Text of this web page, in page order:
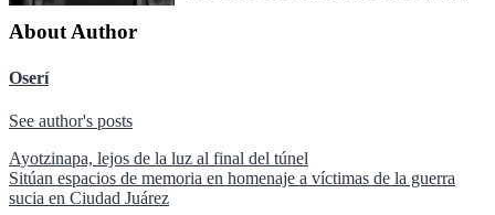
About Author
Oserí
See author's posts
Navegación
de
Ayotzinapa, lejos de la luz al final del túnel
Sitúan espacios de memoria en homenaje a víctimas de la guerra
sucia en Ciudad Juárez